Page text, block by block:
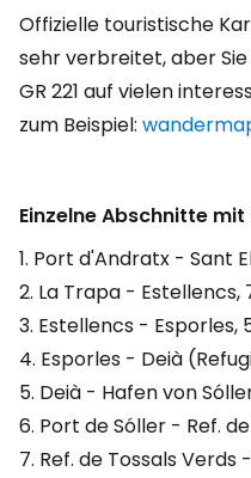
Offizielle touristische
sehr verbreitet, aber
GR 221 auf vielen
zum Beispiel:
Einzelne Abschnitte
1. Port d'Andratx - Sant
2. La Trapa - Estellencs,
3. Estellencs - Esporles,
4. Esporles - Deià
5. Deià - Hafen von
6. Port de Sóller - Ref.
7. Ref. de Tossals Verds